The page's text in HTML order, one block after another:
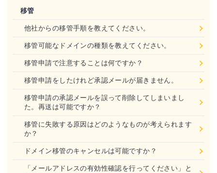
移管
他社からの移管手順を教えてください。
移管可能なドメインの種類を教えてください。
移管申請で注意することは何ですか？
移管申請をしたけれど承認メールが届きません。
移管申請の承認メールを誤って削除してしまいまし
た。再送は可能ですか？
移管に失敗する原因はどのようなものが考えられます
か？
ドメイン移管のキャンセルは可能ですか？
「メールアドレスの有効性確認を行ってください」と